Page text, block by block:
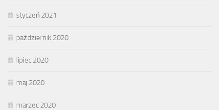
styczeń 2021
październik 2020
lipiec 2020
maj 2020
marzec 2020